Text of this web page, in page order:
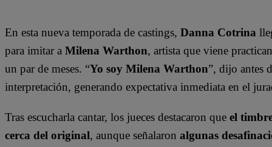
En esta nueva temporada de castings, Danna Cotrina
para imitar a Milena Warthon, artista que viene
un par de meses. “Yo soy Milena Warthon”, dijo antes
interpretación, generando expectativa inmediata en el
Tras escucharla cantar, los jueces destacaron que el
cerca del original, aunque señalaron algunas